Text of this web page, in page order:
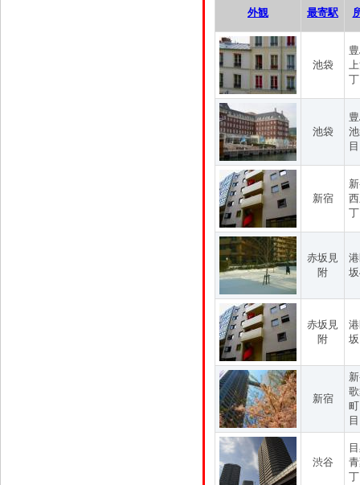
外観 最寄駅
池袋
池袋
新宿
赤坂見
附
赤坂見
附
新宿
目
渋谷